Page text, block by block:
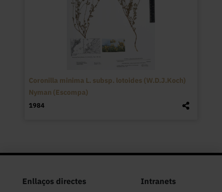
Coronilla minima L. subsp. lotoides (W.D.J.Koch)
Nyman (Escompa)
1984
Enllaços directes
Intranets